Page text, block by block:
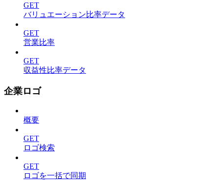
GET
バリュエーション比率データ
GET
営業比率
GET
収益性比率データ
企業ロゴ
概要
GET
ロゴ検索
GET
ロゴを一括で同期